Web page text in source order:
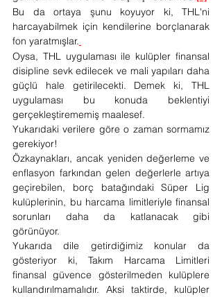
Bu da ortaya şunu koyuyor ki, THL'ni
harcayabilmek için kendilerine borçlanarak
fon yaratmışlar.
Oysa, THL uygulaması ile kulüpler finansal
disipline sevk edilecek ve mali yapıları daha
güçlü hale getirilecekti. Demek ki, THL
uygulaması bu konuda beklentiyi
gerçekleştirememiş maalesef.
Yukarıdaki verilere göre o zaman sormamız
gerekiyor!
Özkaynakları, ancak yeniden değerleme ve
enflasyon farkından gelen değerlerle artıya
geçirebilen, borç batağındaki Süper Lig
kulüplerinin, bu harcama limitleriyle finansal
sorunları daha da katlanacak gibi
görünüyor.
Yukarıda dile getirdiğimiz konular da
gösteriyor ki, Takım Harcama Limitleri
finansal güvence gösterilmeden kulüplere
kullandırılmamalıdır. Aksi taktirde, kulüpler